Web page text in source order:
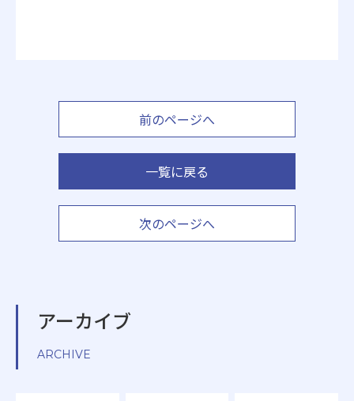
前のページへ
一覧に戻る
次のページへ
アーカイブ
ARCHIVE